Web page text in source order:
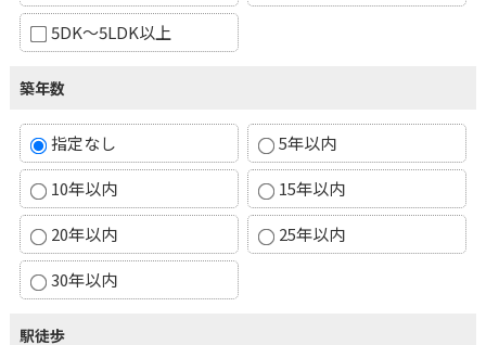
5DK～5LDK以上
築年数
指定なし
5年以内
10年以内
15年以内
20年以内
25年以内
30年以内
駅徒歩